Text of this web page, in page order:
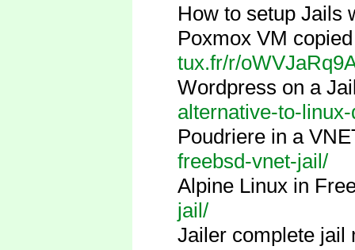
How to setup Jails
Poxmox VM
tux.fr/r/
Wordpress on a
alternative-to-
Poudriere in a
freebsd-vnet-jail/
Alpine Linux in
jail/
Jailer complete jail